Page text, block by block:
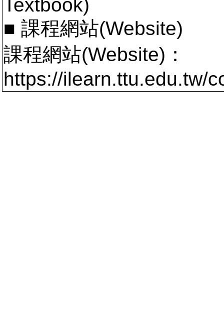
Textbook)
■ 課程網站(Website)
課程網站(Website)：
https://ilearn.ttu.edu.tw/